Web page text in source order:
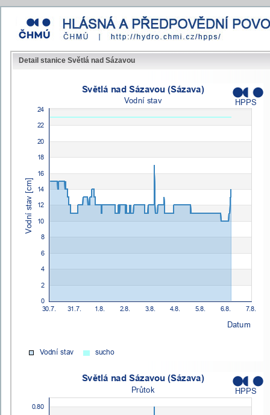
Detail stanice Světlá nad Sázavou